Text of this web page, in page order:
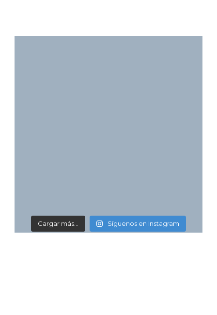
Cargar más... Síguenos en Instagram